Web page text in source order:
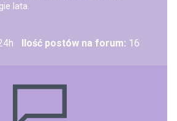
lata.
Ilość postów na forum: 16